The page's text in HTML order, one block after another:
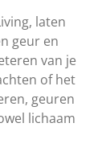
laten
geur en
van je
of het
geuren
lichaam